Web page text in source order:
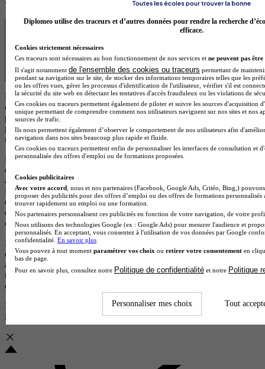
Transparence
Les résultats affichés sont des offres de formation ou des écoles
correspondant à votre projet. Certaines de ces formations
proviennent d’écoles partenaires qui rémunèrent notre plateforme
pour chaque demande d’information générée. Cela nous permet de
maintenir un service gratuit et accessible à tous les utilisateurs.
Les offres de formation issues d’écoles partenaires (clients) sont
d’abord classées selon leur pertinence par rapport à votre recherche,
afin de vous proposer les formations les plus adaptées à vos besoins.
En cas de pertinence équivalente, les résultats sont ensuite ordonnés
en fonction d’un scoring précis qui met en avant les écoles qui
disposent d’éléments de visibilité, d’avis positifs et de campagnes en
cours.
Les formations proposées par des centres non partenaires (non
clients), qui ne versent aucune rémunération à notre plateforme,
apparaissent après celles des centres partenaires et sont également
triées par pertinence. Elles sont reconnaissables par le fait qu’elles ne
disposent pas de logos.
Pour plus d’informations, consultez nosrègles de fonctionnement de
la plateforme.
Diplomeo utilise des traceurs et d’autres données pour rendre la recherche
efficace.
Cookies strictement nécessaires
Ces traceurs sont nécessaires au bon fonctionnement de nos services et ne peuvent pas être
Il s'agit notamment de l'ensemble des cookies ou traceurs permettant de
pendant sa navigation sur le site, de stocker des informations temporaires telles que les
ou les offres vues, gérer les processus d'identification de l'utilisateur, vérifier s'il est
la sécurité du site web en détectant les tentatives d'accès frauduleux ou les violations de
Ces cookies ou traceurs permettent également de piloter et suivre les sources d'acquisition
unique permettant de comprendre comment nos utilisateurs naviguent sur nos sites et nos
sources de trafic.
Ils nous permettent également d’observer le comportement de nos utilisateurs afin
navigation dans nos sites beaucoup plus rapide et fluide.
Ces cookies ou traceurs permettent enfin de personnaliser les interfaces de consultation et
personnalisée des offres d'emploi ou de formations proposées.
Cookies publicitaires
Avec votre accord , nous et nos partenaires (Facebook, Google Ads, Critéo, Bing,)
proposer des publicités pour des offres d’emploi ou des offres de formations
trouver rapidement un emploi ou une formation.
Nos partenaires personnalisent ces publicités en fonction de votre navigation, de votre
Nous utilisons des technologies Google (ex : Google Ads) pour mesurer l'audience et
personnalisés. En acceptant, vous consentez à l'utilisation de vos données par Google
confidentialité. En savoir plus
Vous pouvez à tout moment paramétrer vos choix ou retirer votre consentement en
bas de page.
Pour en savoir plus, consultez notre Politique de confidentialité et notre Politique
Personnaliser mes choix Tout